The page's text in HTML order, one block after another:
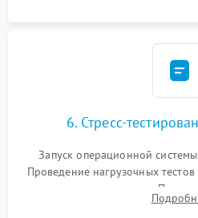
6. Стресс-
Запуск операционной
Проведение нагрузочных
для контроля температур.
USB-портов, аудиовыходов и